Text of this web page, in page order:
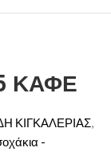
ΚΑΦΕ
ΚΙΓΚΑΛΕΡΙΑΣ,
-